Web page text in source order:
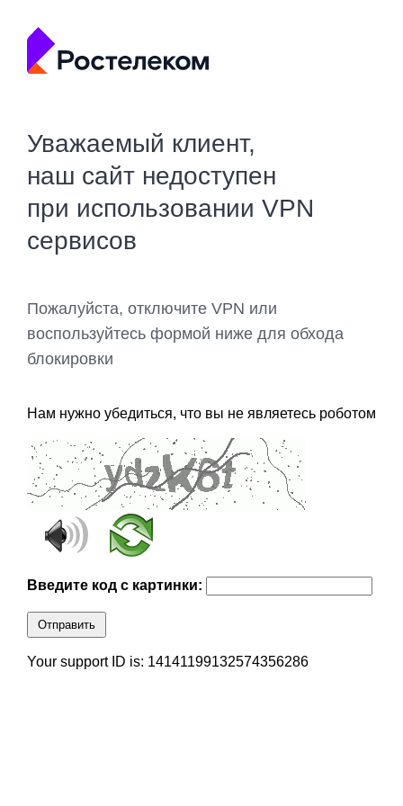
Уважаемый клиент,
наш сайт недоступен
при использовании VPN
сервисов
Пожалуйста, отключите VPN или
воспользуйтесь формой ниже для обхода
блокировки
Нам нужно убедиться, что вы не являетесь роботом
Введите код с картинки:
Отправить
Your support ID is: 14141199132574356286